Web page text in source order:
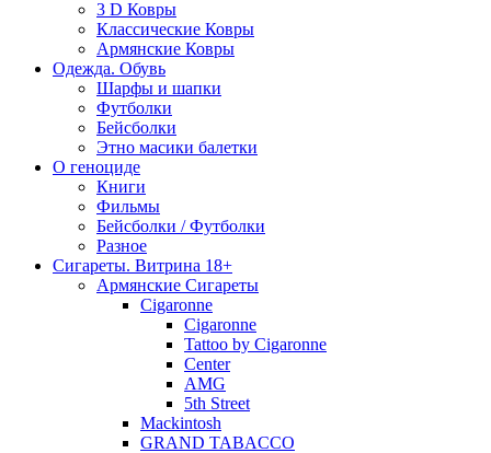
3 D Ковры
Классические Ковры
Армянские Ковры
Одежда. Обувь
Шарфы и шапки
Футболки
Бейсболки
Этно масики балетки
О геноциде
Книги
Фильмы
Бейсболки / Футболки
Разное
Сигареты. Витрина 18+
Армянские Сигареты
Cigaronne
Cigaronne
Tattoo by Cigaronne
Center
AMG
5th Street
Mackintosh
GRAND TABACCO